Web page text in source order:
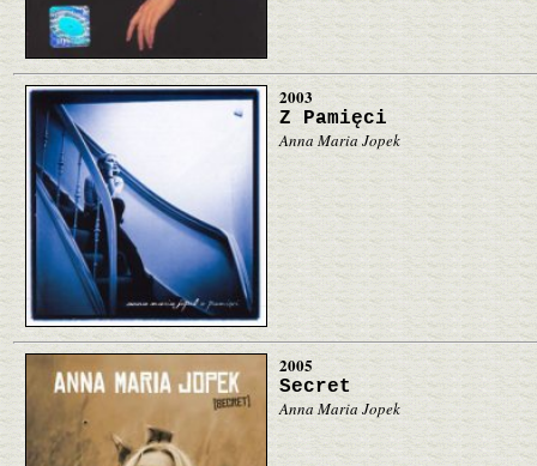
2003
Z Pamięci
Anna Maria Jopek
2005
Secret
Anna Maria Jopek